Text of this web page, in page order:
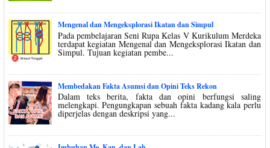
Mengenal dan Mengeksplorasi Ikatan dan Simpul
Pada pembelajaran Seni Rupa Kelas V Kurikulum Merdeka
terdapat kegiatan Mengenal dan Mengeksplorasi Ikatan dan
Simpul. Tujuan kegiatan pembe...
Membedakan Fakta Asumsi dan Opini Teks Rekon
Dalam teks berita, fakta dan opini berfungsi saling
melengkapi. Pengungkapan sebuah fakta kadang kala perlu
diperjelas dengan deskripsi yang...